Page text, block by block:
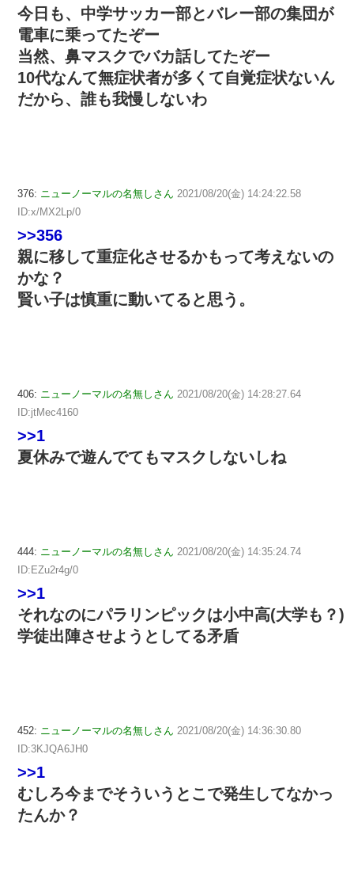
今日も、中学サッカー部とバレー部の集団が
電車に乗ってたぞー
当然、鼻マスクでバカ話してたぞー
10代なんて無症状者が多くて自覚症状ないん
だから、誰も我慢しないわ
376: ニューノーマルの名無しさん 2021/08/20(金) 14:24:22.58
ID:x/MX2Lp/0
>>356
親に移して重症化させるかもって考えないの
かな？
賢い子は慎重に動いてると思う。
406: ニューノーマルの名無しさん 2021/08/20(金) 14:28:27.64
ID:jtMec4160
>>1
夏休みで遊んでてもマスクしないしね
444: ニューノーマルの名無しさん 2021/08/20(金) 14:35:24.74
ID:EZu2r4g/0
>>1
それなのにパラリンピックは小中高(大学も？)
学徒出陣させようとしてる矛盾
452: ニューノーマルの名無しさん 2021/08/20(金) 14:36:30.80
ID:3KJQA6JH0
>>1
むしろ今までそういうとこで発生してなかっ
たんか？